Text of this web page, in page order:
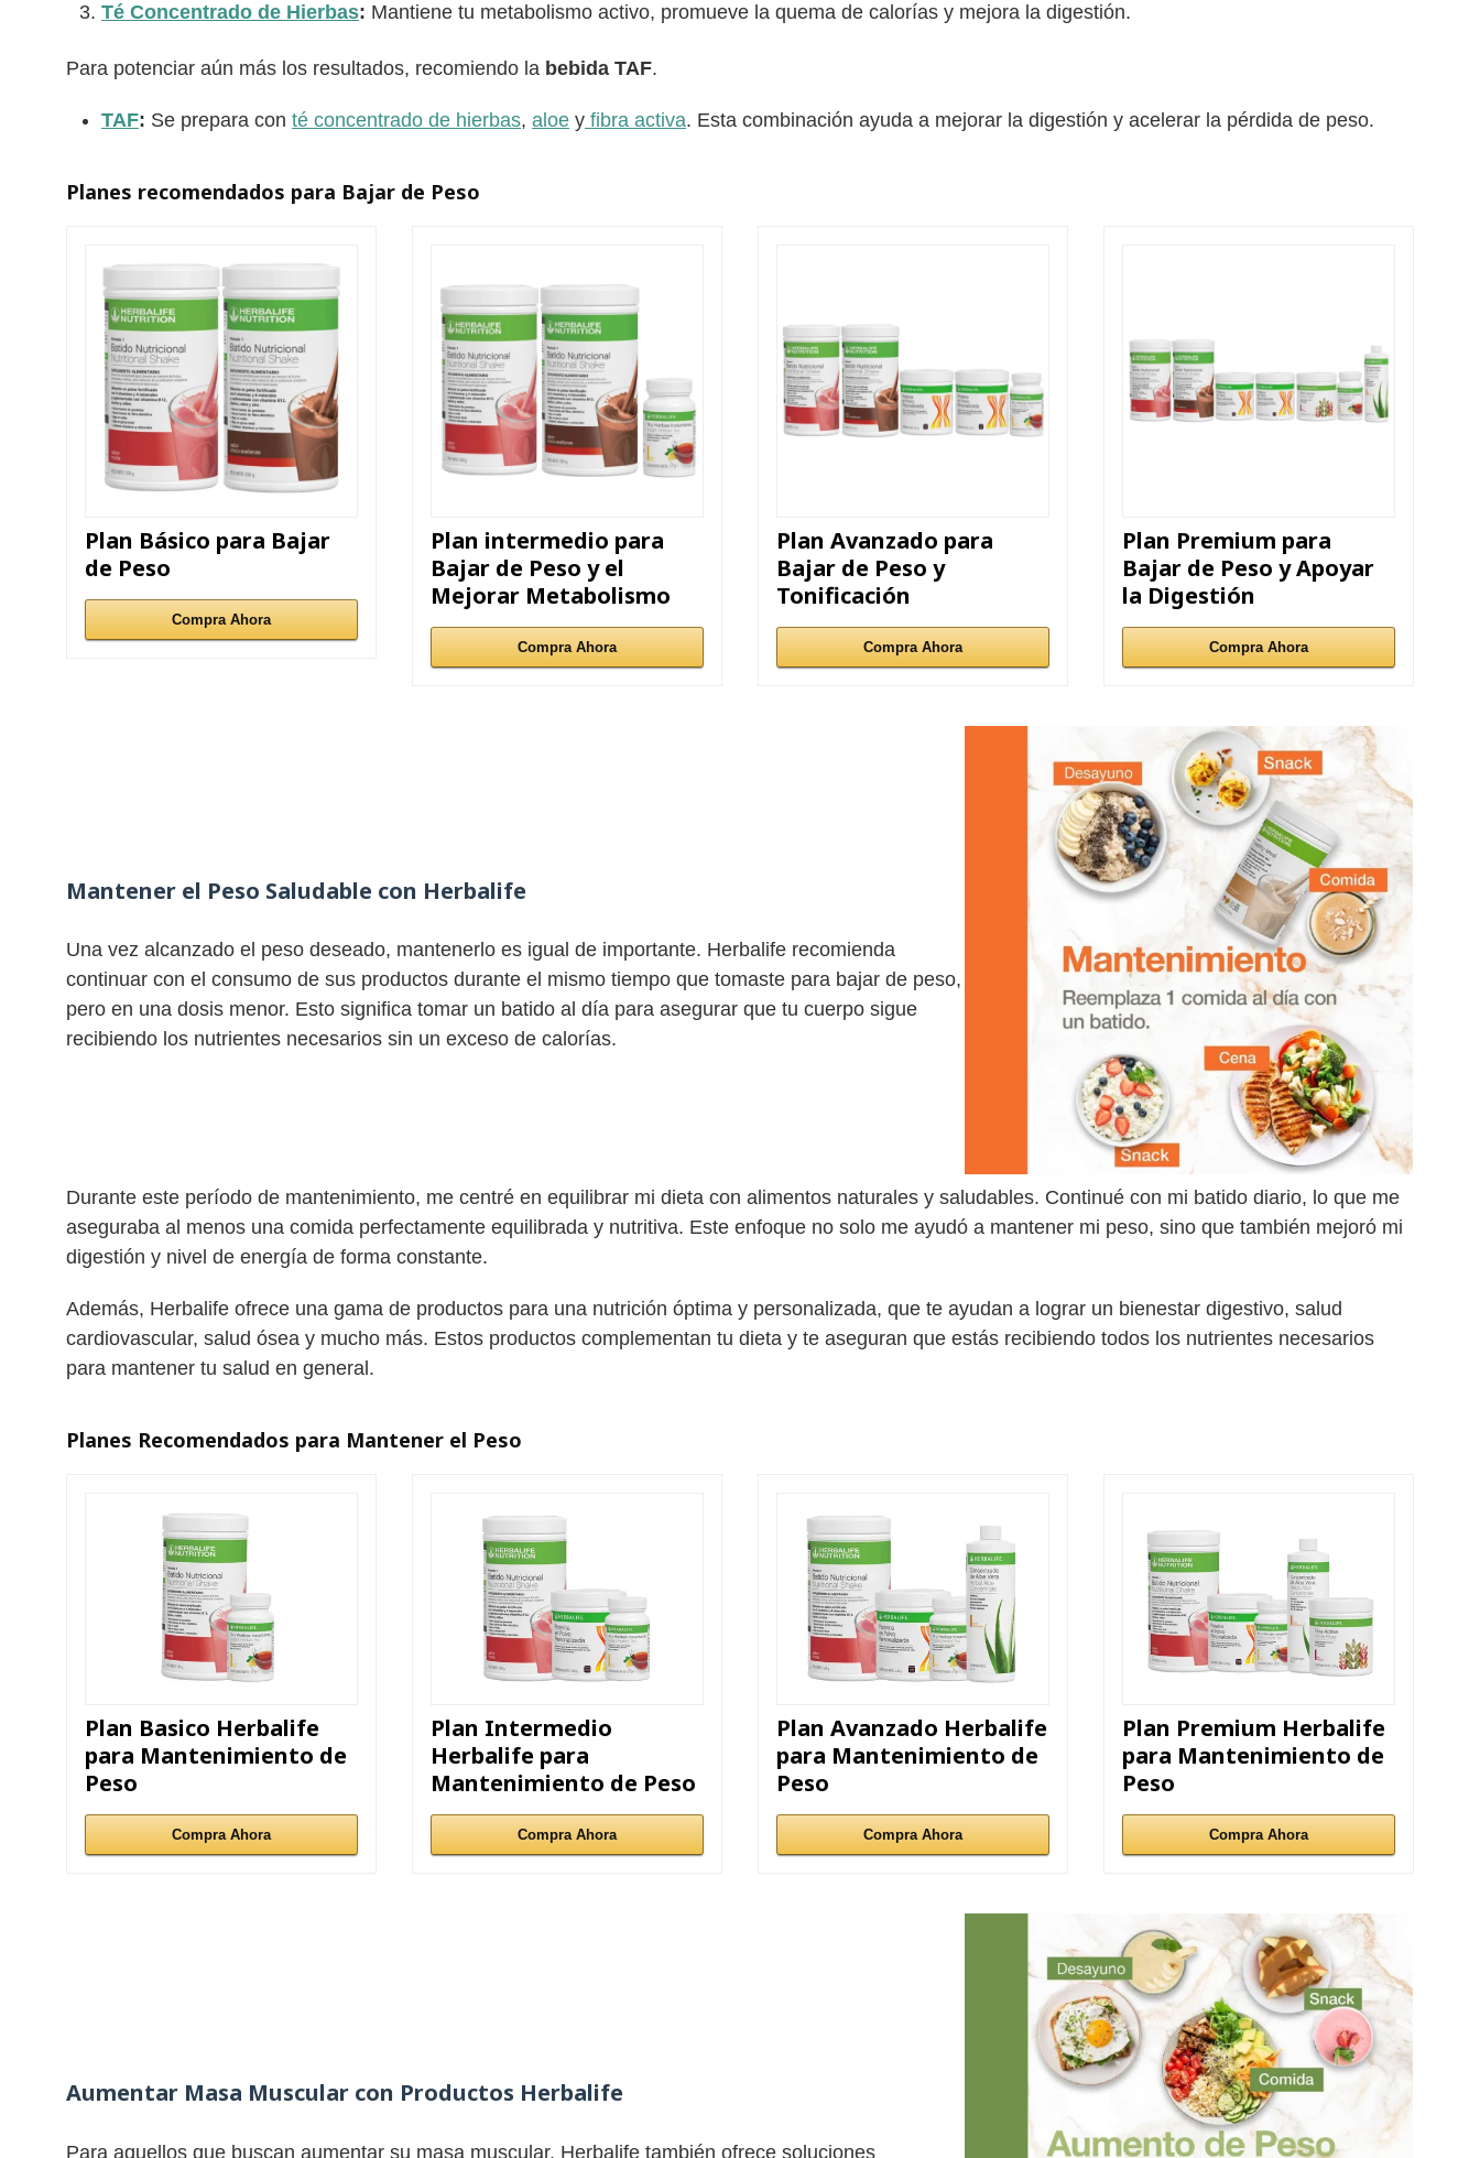
Té Concentrado de Hierbas: Mantiene tu metabolismo activo, promueve la quema de calorías y mejora la digestión.
Para potenciar aún más los resultados, recomiendo la bebida TAF.
TAF: Se prepara con té concentrado de hierbas, aloe y fibra activa. Esta combinación ayuda a mejorar la digestión y acelerar la pérdida de peso.
Planes recomendados para Bajar de Peso
Plan Básico para Bajar
de Peso
Compra Ahora
Plan intermedio para
Bajar de Peso y el
Mejorar Metabolismo
Compra Ahora
Plan Avanzado para
Bajar de Peso y
Tonificación
Compra Ahora
Plan Premium para
Bajar de Peso y Apoyar
la Digestión
Compra Ahora
Mantener el Peso Saludable con Herbalife
Una vez alcanzado el peso deseado, mantenerlo es igual de importante. Herbalife recomienda
continuar con el consumo de sus productos durante el mismo tiempo que tomaste para bajar de peso,
pero en una dosis menor. Esto significa tomar un batido al día para asegurar que tu cuerpo sigue
recibiendo los nutrientes necesarios sin un exceso de calorías.
Durante este período de mantenimiento, me centré en equilibrar mi dieta con alimentos naturales y saludables. Continué con mi batido diario, lo que me
aseguraba al menos una comida perfectamente equilibrada y nutritiva. Este enfoque no solo me ayudó a mantener mi peso, sino que también mejoró mi
digestión y nivel de energía de forma constante.
Además, Herbalife ofrece una gama de productos para una nutrición óptima y personalizada, que te ayudan a lograr un bienestar digestivo, salud
cardiovascular, salud ósea y mucho más. Estos productos complementan tu dieta y te aseguran que estás recibiendo todos los nutrientes necesarios
para mantener tu salud en general.
Planes Recomendados para Mantener el Peso
Plan Basico Herbalife
para Mantenimiento de
Peso
Compra Ahora
Plan Intermedio
Herbalife para
Mantenimiento de Peso
Compra Ahora
Plan Avanzado Herbalife
para Mantenimiento de
Peso
Compra Ahora
Plan Premium Herbalife
para Mantenimiento de
Peso
Compra Ahora
Aumentar Masa Muscular con Productos Herbalife
Para aquellos que buscan aumentar su masa muscular, Herbalife también ofrece soluciones